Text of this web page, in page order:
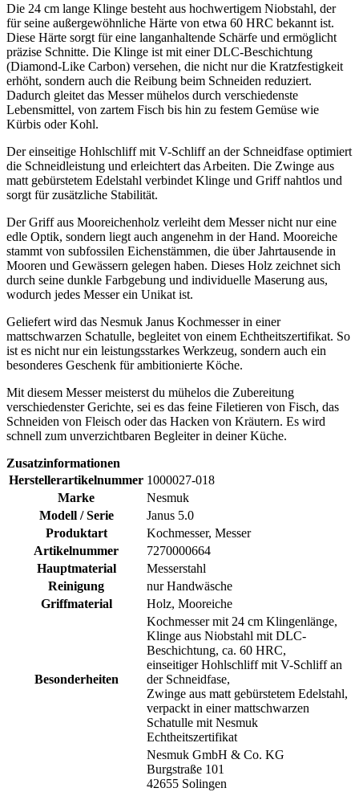
Die 24 cm lange Klinge besteht aus hochwertigem Niobstahl, der
für seine außergewöhnliche Härte von etwa 60 HRC bekannt ist.
Diese Härte sorgt für eine langanhaltende Schärfe und ermöglicht
präzise Schnitte. Die Klinge ist mit einer DLC-Beschichtung
(Diamond-Like Carbon) versehen, die nicht nur die Kratzfestigkeit
erhöht, sondern auch die Reibung beim Schneiden reduziert.
Dadurch gleitet das Messer mühelos durch verschiedenste
Lebensmittel, von zartem Fisch bis hin zu festem Gemüse wie
Kürbis oder Kohl.
Der einseitige Hohlschliff mit V-Schliff an der Schneidfase optimiert
die Schneidleistung und erleichtert das Arbeiten. Die Zwinge aus
matt gebürstetem Edelstahl verbindet Klinge und Griff nahtlos und
sorgt für zusätzliche Stabilität.
Der Griff aus Mooreichenholz verleiht dem Messer nicht nur eine
edle Optik, sondern liegt auch angenehm in der Hand. Mooreiche
stammt von subfossilen Eichenstämmen, die über Jahrtausende in
Mooren und Gewässern gelegen haben. Dieses Holz zeichnet sich
durch seine dunkle Farbgebung und individuelle Maserung aus,
wodurch jedes Messer ein Unikat ist.
Geliefert wird das Nesmuk Janus Kochmesser in einer
mattschwarzen Schatulle, begleitet von einem Echtheitszertifikat. So
ist es nicht nur ein leistungsstarkes Werkzeug, sondern auch ein
besonderes Geschenk für ambitionierte Köche.
Mit diesem Messer meisterst du mühelos die Zubereitung
verschiedenster Gerichte, sei es das feine Filetieren von Fisch, das
Schneiden von Fleisch oder das Hacken von Kräutern. Es wird
schnell zum unverzichtbaren Begleiter in deiner Küche.
Zusatzinformationen
Herstellerartikelnummer 1000027-018
Marke
Nesmuk
Modell / Serie
Janus 5.0
Produktart
Kochmesser, Messer
Artikelnummer
7270000664
Hauptmaterial
Messerstahl
Reinigung
nur Handwäsche
Griffmaterial
Holz, Mooreiche
Besonderheiten
Kochmesser mit 24 cm Klingenlänge,
Klinge aus Niobstahl mit DLC-
Beschichtung, ca. 60 HRC,
einseitiger Hohlschliff mit V-Schliff an
der Schneidfase,
Zwinge aus matt gebürstetem Edelstahl,
verpackt in einer mattschwarzen
Schatulle mit Nesmuk
Echtheitszertifikat
Nesmuk GmbH & Co. KG
Burgstraße 101
42655 Solingen